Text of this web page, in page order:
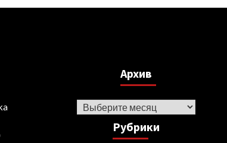
Архив
Архив
Рубрики